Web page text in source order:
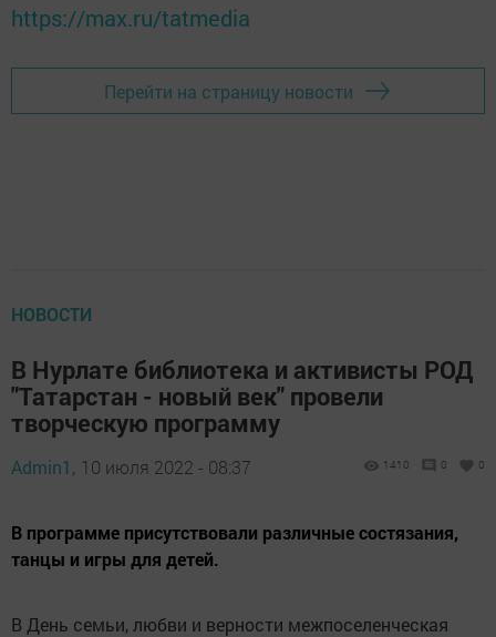
https://max.ru/tatmedia
Перейти на страницу новости
НОВОСТИ
В Нурлате библиотека и активисты РОД
"Татарстан - новый век" провели
творческую программу
Admin1, 10 июля 2022 - 08:37 1410 0 0
В программе присутствовали различные состязания,
танцы и игры для детей.
В День семьи, любви и верности межпоселенческая